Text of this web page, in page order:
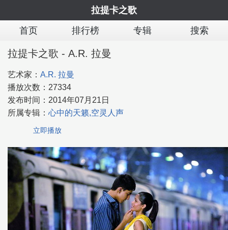
拉提卡之歌
首页
排行榜 专辑 搜索
拉提卡之歌 - A.R. 拉曼
艺术家： A.R. 拉曼
播放次数： 27334
发布时间： 2014年07月21日
所属专辑： 心中的天籁,空灵人声
立即播放